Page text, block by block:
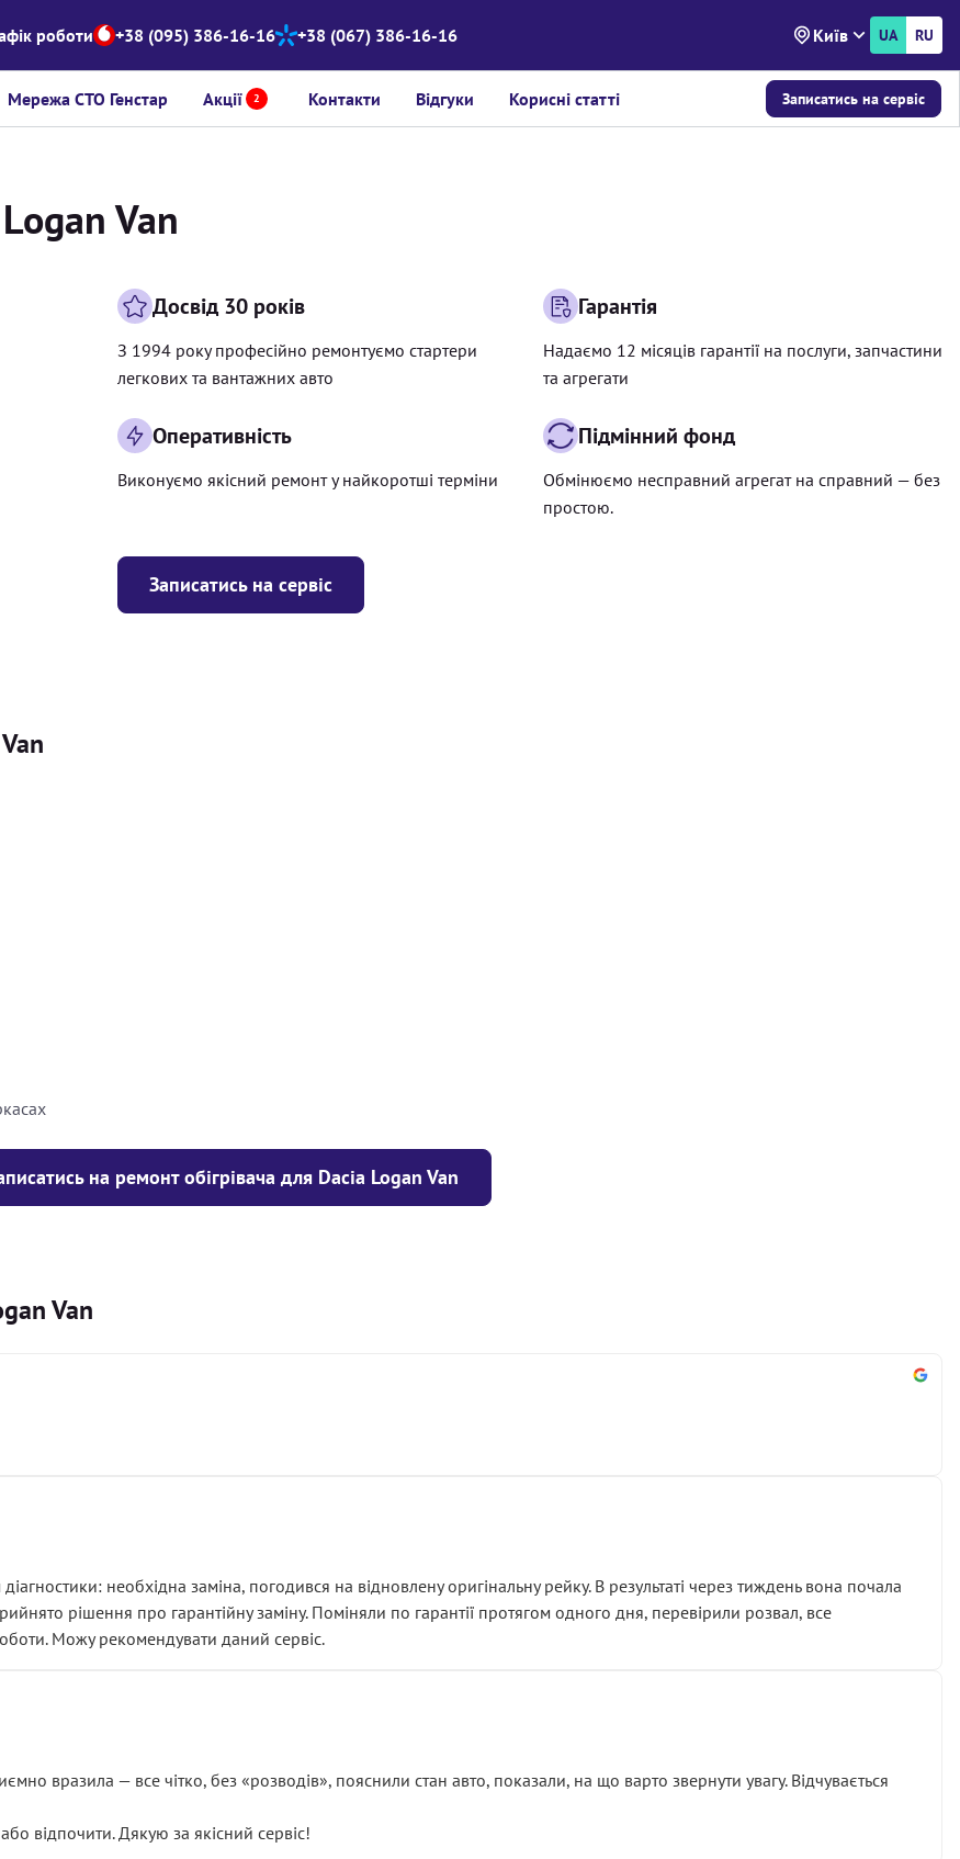
роботи +38 (095) 386-16-16 +38 (067) 386-16-16 Київ UA RU
Мережа СТО Генстар Акції 2 Контакти Відгуки Корисні статті Записатись на сервіс
Van
Записатись на сервіс
Досвід 30 років
З 1994 року професійно ремонтуємо стартери
легкових та вантажних авто
Гарантія
Надаємо 12 місяців гарантії на послуги, запчастини
та агрегати
Оперативність
Виконуємо якісний ремонт у найкоротші терміни
Підмінний фонд
Обмінюємо несправний агрегат на справний — без
простою.
на ремонт обігрівача для Dacia Logan Van
Van
необхідна заміна, погодився на відновлену оригінальну рейку. В результаті через тиждень вона почала
рішення про гарантійну заміну. Поміняли по гарантії протягом одного дня, перевірили розвал, все
Можу рекомендувати даний сервіс.
вразила — все чітко, без «розводів», пояснили стан авто, показали, на що варто звернути увагу. Відчувається
відпочити. Дякую за якісний сервіс!